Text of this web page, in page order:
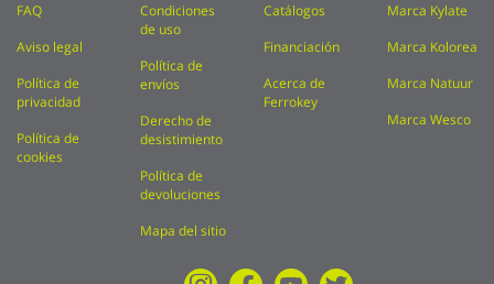
FAQ
Aviso legal
Política de
privacidad
Política de
cookies
Condiciones
de uso
Política de
envíos
Derecho de
desistimiento
Política de
devoluciones
Mapa del sitio
Catálogos
Financiación
Acerca de
Ferrokey
Marca Kylate
Marca Kolorea
Marca Natuur
Marca Wesco